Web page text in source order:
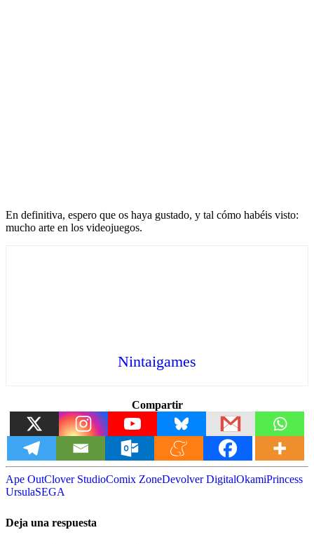
En definitiva, espero que os haya gustado, y tal cómo habéis visto:
mucho arte en los videojuegos.
Nintaigames
Compartir
Ape OutClover StudioComix ZoneDevolver DigitalOkamiPrincess
UrsulaSEGA
Deja una respuesta